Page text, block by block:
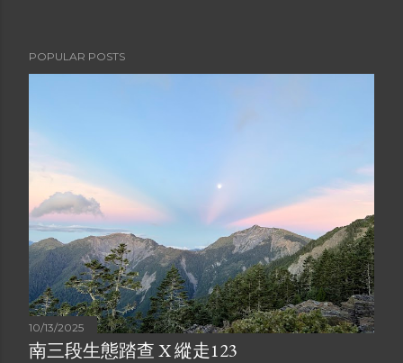
POPULAR POSTS
10/13/2025
南三段生態踏查 X 縱走123